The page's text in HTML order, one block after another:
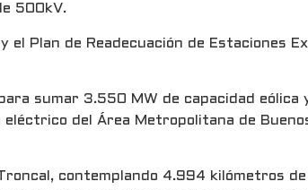
500kV.
Plan de Readecuación de Estaciones
sumar 3.550 MW de capacidad eólica
del Área Metropolitana de
contemplando 4.994 kilómetros